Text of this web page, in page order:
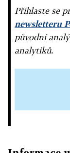
Přihlaste se
newsletteru
původní
analytiků.